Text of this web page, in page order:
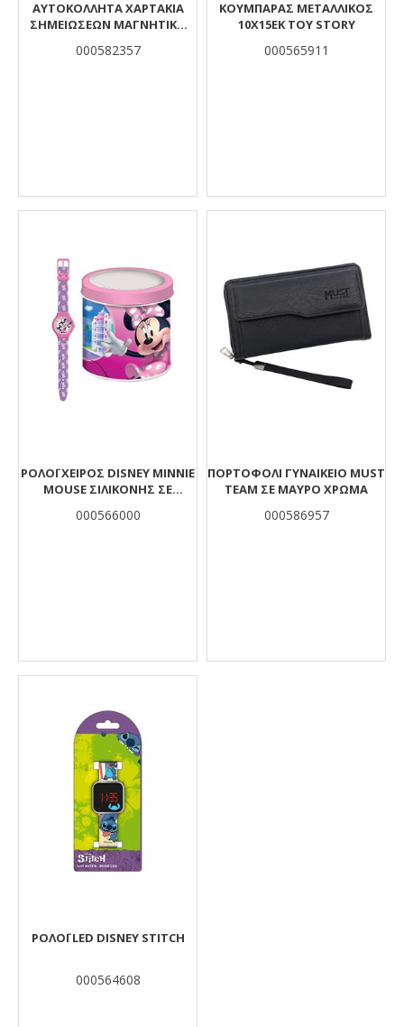
ΑΥΤΟΚΟΛΛΗΤΑ ΧΑΡΤΑΚΙΑ
ΣΗΜΕΙΩΣΕΩΝ ΜΑΓΝΗΤΙΚΟ
000582357
ΚΟΥΜΠΑΡΑΣ ΜΕΤΑΛΛΙΚΟΣ
10Χ15ΕΚ TOY STORY
000565911
ΡΟΛΌΙ ΧΕΙΡΌΣ DISNEY MINNIE
MOUSE ΣΙΛΙΚΌΝΗΣ ΣΕ
000566000
ΠΟΡΤΟΦΌΛΙ ΓΥΝΑΙΚΕΊΟ MUST
TEAM ΣΕ ΜΑΎΡΟ ΧΡΏΜΑ
000586957
ΡΟΛΌΙ LED DISNEY STITCH
000564608